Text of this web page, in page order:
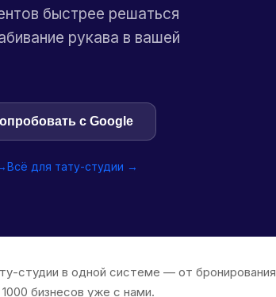
быстрее решаться
рукава в вашей
с Google
Всё для тату-студии →
студии в одной системе — от бронирования
бизнесов уже с нами.